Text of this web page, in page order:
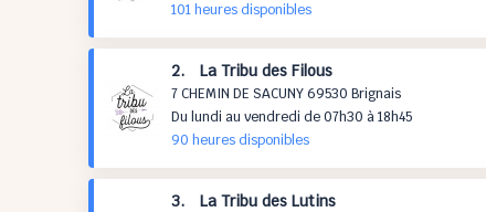
101 heuresdisponibles
2. La Tribu des Filous
7 CHEMIN DE SACUNY 69530 Brignais
Du lundi au vendredi de 07h30 à 18h45
90 heuresdisponibles
3. La Tribu des Lutins